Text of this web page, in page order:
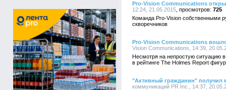
Pro-Vision Communications
12:24, 21.05.2015
725
Команда Pro-Vision собственными
скворечников
Pro-Vision Communications
Vision Communications, 14:39,
Несмотря на непростую ситуацию в
в рейтинге The Holmes Report
"Активный гражданин" получил
коммуникаций PR Inc., 14:37,